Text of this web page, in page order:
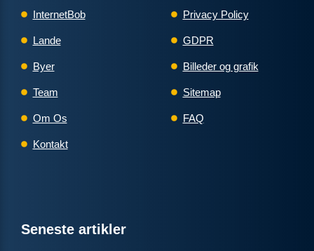
InternetBob
Lande
Byer
Team
Om Os
Kontakt
Privacy Policy
GDPR
Billeder og grafik
Sitemap
FAQ
Seneste artikler